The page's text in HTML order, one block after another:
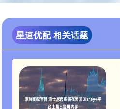
星速优配 相关话题